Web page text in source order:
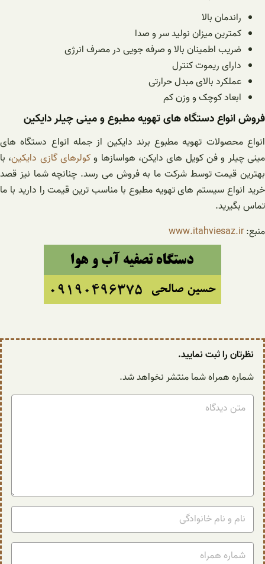
راندمان بالا
کمترین میزان نولید سر و صدا
ضریب اطمینان بالا و صرفه جویی در مصرف انرژی
دارای ریموت کنترل
عملکرد بالای مبدل حرارتی
ابعاد کوچک و وزن کم
فروش انواع دستگاه های تهویه مطبوع و مینی چیلر دایکین
انواع محصولات تهویه مطبوع برند دایکین از جمله انواع دستگاه های
مینی چیلر و فن کویل های دایکن، هواسازها وکولرهای گازی دایکین، با
بهترین قیمت توسط شرکت ما به فروش می رسد. چنانچه شما نیز قصد
خرید انواع سیستم های تهویه مطبوع با مناسب ترین قیمت را دارید با ما
تماس بگیرید.
منبع:www.itahviesaz.ir
نظرتان را ثبت نمایید.
شماره همراه شما منتشر نخواهد شد.